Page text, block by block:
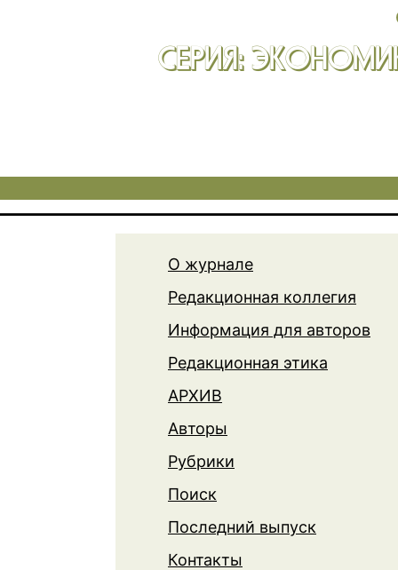
СЕРИЯ:
О журнале
Редакционная коллегия
Информация для авторов
Редакционная этика
АРХИВ
Авторы
Рубрики
Поиск
Последний выпуск
Контакты